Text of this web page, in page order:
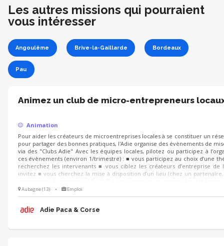
Les autres missions qui pourraient
vous intéresser
Angoulême Brive-la-Gaillarde Bordeaux
Pau
Animez un club de micro-entrepreneurs
Animation
Pour aider les créateurs de microentreprises locales à se constituer un
pour partager des bonnes pratiques, l'Adie organise des évènements de
via des "Clubs Adie" Avec les équipes locales, pilotez ou participez à
ces évènements (environ 1/trimestre) : ■ vous participez au choix d’une
recherchez les intervenants ■ vous ciblez les créateurs d’entreprise de
invitez ■ vous cherchez la mise à disposition d’un lieu (chez un
satisfaction et les attentes des participants pour d’autres événements
Aubagne (13) • Emploi
Adie Paca & Corse